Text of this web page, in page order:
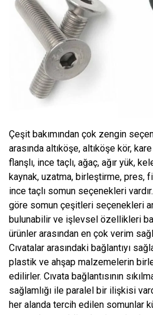
Çeşit bakımından çok zengin
arasında altıköşe, altıköşe kör,
flanşlı, ince taçlı, ağaç, ağır yük,
kaynak, uzatma, birleştirme, pres,
ince taçlı somun seçenekleri
göre somun çeşitleri seçenekleri
bulunabilir ve işlevsel özellikleri
ürünler arasından en çok verim
Cıvatalar arasındaki bağlantıyı
plastik ve ahşap malzemelerin
edilirler. Cıvata bağlantısının
sağlamlığı ile paralel bir ilişkisi
her alanda tercih edilen somunlar